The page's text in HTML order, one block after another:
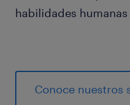
habilidades
Conoce nuestros